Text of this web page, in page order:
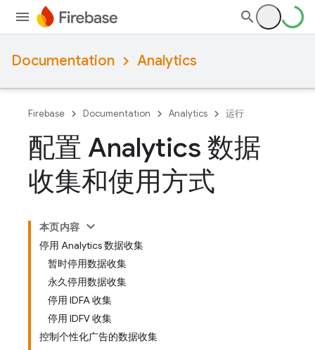
Documentation Analytics
Firebase Documentation Analytics 运行
配置 Analytics 数据
收集和使用方式
本页内容
停用 Analytics 数据收集
暂时停用数据收集
永久停用数据收集
停用 IDFA 收集
停用 IDFV 收集
控制个性化广告的数据收集